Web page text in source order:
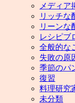
メディア
リッチな
リーンな
レシピブ
全般的な
失敗の原
季節のパ
復習
料理研究
未分類